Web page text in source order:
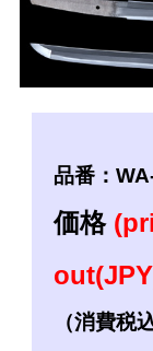
品番：
価格
（消費税